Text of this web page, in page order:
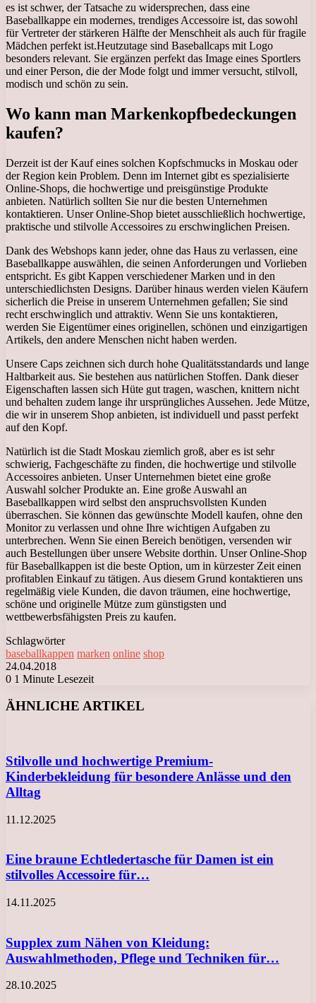
es ist schwer, der Tatsache zu widersprechen, dass eine
Baseballkappe ein modernes, trendiges Accessoire ist, das sowohl
für Vertreter der stärkeren Hälfte der Menschheit als auch für fragile
Mädchen perfekt ist.Heutzutage sind Baseballcaps mit Logo
besonders relevant. Sie ergänzen perfekt das Image eines Sportlers
und einer Person, die der Mode folgt und immer versucht, stilvoll,
modisch und schön zu sein.
Wo kann man Markenkopfbedeckungen
kaufen?
Derzeit ist der Kauf eines solchen Kopfschmucks in Moskau oder
der Region kein Problem. Denn im Internet gibt es spezialisierte
Online-Shops, die hochwertige und preisgünstige Produkte
anbieten. Natürlich sollten Sie nur die besten Unternehmen
kontaktieren. Unser Online-Shop bietet ausschließlich hochwertige,
praktische und stilvolle Accessoires zu erschwinglichen Preisen.
Dank des Webshops kann jeder, ohne das Haus zu verlassen, eine
Baseballkappe auswählen, die seinen Anforderungen und Vorlieben
entspricht. Es gibt Kappen verschiedener Marken und in den
unterschiedlichsten Designs. Darüber hinaus werden vielen Käufern
sicherlich die Preise in unserem Unternehmen gefallen; Sie sind
recht erschwinglich und attraktiv. Wenn Sie uns kontaktieren,
werden Sie Eigentümer eines originellen, schönen und einzigartigen
Artikels, den andere Menschen nicht haben werden.
Unsere Caps zeichnen sich durch hohe Qualitätsstandards und lange
Haltbarkeit aus. Sie bestehen aus natürlichen Stoffen. Dank dieser
Eigenschaften lassen sich Hüte gut tragen, waschen, knittern nicht
und behalten zudem lange ihr ursprüngliches Aussehen. Jede Mütze,
die wir in unserem Shop anbieten, ist individuell und passt perfekt
auf den Kopf.
Natürlich ist die Stadt Moskau ziemlich groß, aber es ist sehr
schwierig, Fachgeschäfte zu finden, die hochwertige und stilvolle
Accessoires anbieten. Unser Unternehmen bietet eine große
Auswahl solcher Produkte an. Eine große Auswahl an
Baseballkappen wird selbst den anspruchsvollsten Kunden
überraschen. Sie können das gewünschte Modell kaufen, ohne den
Monitor zu verlassen und ohne Ihre wichtigen Aufgaben zu
unterbrechen. Wenn Sie einen Bereich benötigen, versenden wir
auch Bestellungen über unsere Website dorthin. Unser Online-Shop
für Baseballkappen ist die beste Option, um in kürzester Zeit einen
profitablen Einkauf zu tätigen. Aus diesem Grund kontaktieren uns
regelmäßig viele Kunden, die davon träumen, eine hochwertige,
schöne und originelle Mütze zum günstigsten und
wettbewerbsfähigsten Preis zu kaufen.
Schlagwörter
baseballkappen marken online shop
24.04.2018
0 1 Minute Lesezeit
ÄHNLICHE ARTIKEL
Stilvolle und hochwertige Premium-
Kinderbekleidung für besondere Anlässe und den
Alltag
11.12.2025
Eine braune Echtledertasche für Damen ist ein
stilvolles Accessoire für…
14.11.2025
Supplex zum Nähen von Kleidung:
Auswahlmethoden, Pflege und Techniken für…
28.10.2025